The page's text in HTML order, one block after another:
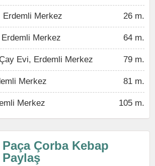
Erdemli Merkez 26 m.
Merkez 64 m.
Evi, Erdemli Merkez 79 m.
Merkez 81 m.
Merkez 105 m.
Çorba Kebap